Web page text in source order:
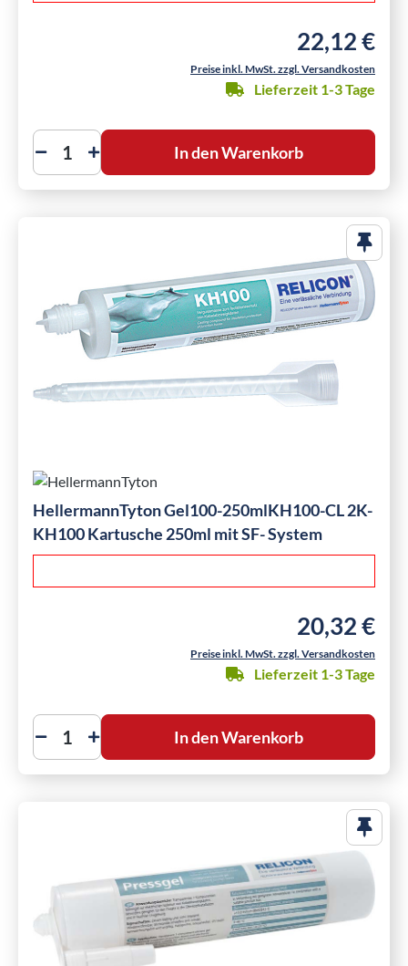
Regulärer
22,12 €
Preise inkl. MwSt. zzgl. Versandkosten
Lieferzeit 1-3 Tage
In den Warenkorb
HellermannTyton Gel100-250mlKH100-CL 2K-
KH100 Kartusche 250ml mit SF- System
Regulärer
20,32 €
Preise inkl. MwSt. zzgl. Versandkosten
Lieferzeit 1-3 Tage
In den Warenkorb